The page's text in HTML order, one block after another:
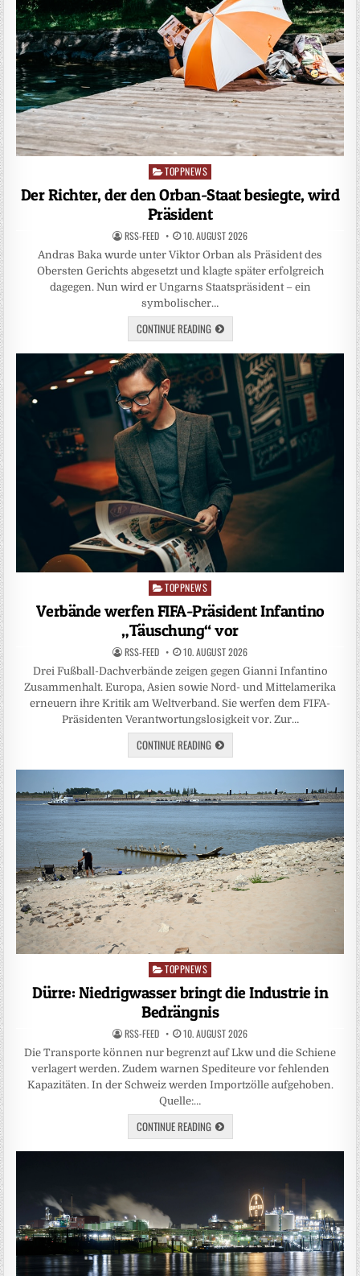
Posted
TOPPNEWS
Der Richter, der den Orban-Staat besiegte, wird
Präsident
RSS-FEED 10. AUGUST 2026
Andras Baka wurde unter Viktor Orban als Präsident des
Obersten Gerichts abgesetzt und klagte später erfolgreich
dagegen. Nun wird er Ungarns Staatspräsident – ein
symbolischer…
CONTINUE READING
Posted
in
TOPPNEWS
Verbände werfen FIFA-Präsident Infantino
„Täuschung“ vor
RSS-FEED 10. AUGUST 2026
Drei Fußball-Dachverbände zeigen gegen Gianni Infantino
Zusammenhalt. Europa, Asien sowie Nord- und Mittelamerika
erneuern ihre Kritik am Weltverband. Sie werfen dem FIFA-
Präsidenten Verantwortungslosigkeit vor. Zur…
CONTINUE READING
Posted
TOPPNEWS
Dürre: Niedrigwasser bringt die Industrie in
Bedrängnis
RSS-FEED 10. AUGUST 2026
Die Transporte können nur begrenzt auf Lkw und die Schiene
verlagert werden. Zudem warnen Spediteure vor fehlenden
Kapazitäten. In der Schweiz werden Importzölle aufgehoben.
Quelle:…
CONTINUE READING